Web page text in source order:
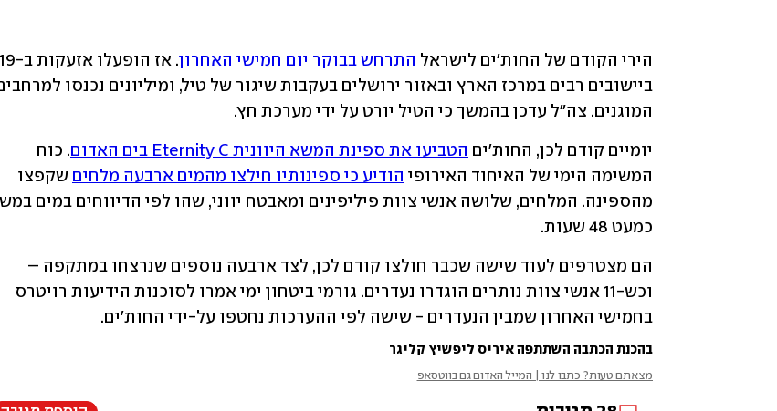
הירי הקודם של החות'ים לישראל התרחש בבוקר יום חמישי האחרון
המוגנים. צה"ל עדכן בהמשך כי הטיל יורט על ידי מערכת חץ.
יומיים קודם לכן, החות'ים הטביעו את ספינת המשא היוונית Eternity C בים האדום
המשימה הימי של האיחוד האירופי הודיע כי ספינותיו חילצו מהמים ארבעה מלחים
כמעט 48 שעות.
בחמישי האחרון שמבין הנעדרים - שישה לפי ההערכות נחטפו על-ידי החות'ים.
בהכנת הכתבה השתתפה איריס ליפשיץ קליגר
מצאתם טעות? כתבו לנו | המייל האדום גם בווטסאפ